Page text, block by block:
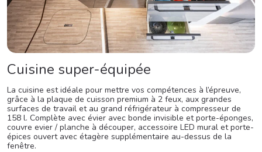
Cuisine super-équipée
La cuisine est idéale pour mettre vos compétences à l’épreuve,
grâce à la plaque de cuisson premium à 2 feux, aux grandes
surfaces de travail et au grand réfrigérateur à compresseur de
158 l. Complète avec évier avec bonde invisible et porte-éponges,
couvre evier / planche à découper, accessoire LED mural et porte-
épices ouvert avec étagère supplémentaire au-dessus de la
fenêtre.